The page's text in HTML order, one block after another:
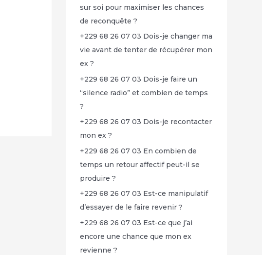
sur soi pour maximiser les chances
de reconquête ?
+229 68 26 07 03 Dois-je changer ma
vie avant de tenter de récupérer mon
ex ?
+229 68 26 07 03 Dois-je faire un
“silence radio” et combien de temps
?
+229 68 26 07 03 Dois-je recontacter
mon ex ?
+229 68 26 07 03 En combien de
temps un retour affectif peut-il se
produire ?
+229 68 26 07 03 Est-ce manipulatif
d’essayer de le faire revenir ?
+229 68 26 07 03 Est-ce que j’ai
encore une chance que mon ex
revienne ?